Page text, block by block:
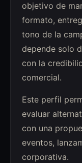
objetivo de
formato,
tono de la
depende solo
con la
comercial.
Este perfil
evaluar
con una
eventos,
corporativa.